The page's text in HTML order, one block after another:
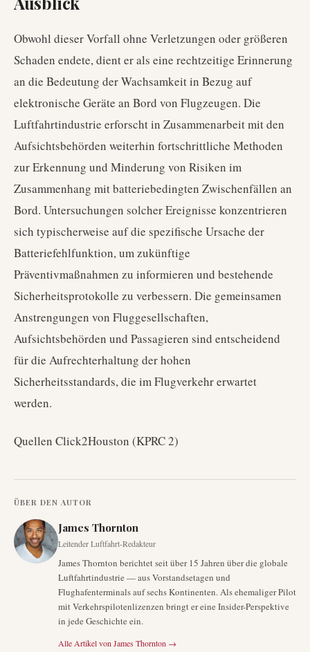
Obwohl dieser Vorfall ohne Verletzungen oder größeren
Schaden endete, dient er als eine rechtzeitige Erinnerung
an die Bedeutung der Wachsamkeit in Bezug auf
elektronische Geräte an Bord von Flugzeugen. Die
Luftfahrtindustrie erforscht in Zusammenarbeit mit den
Aufsichtsbehörden weiterhin fortschrittliche Methoden
zur Erkennung und Minderung von Risiken im
Zusammenhang mit batteriebedingten Zwischenfällen an
Bord. Untersuchungen solcher Ereignisse konzentrieren
sich typischerweise auf die spezifische Ursache der
Batteriefehlfunktion, um zukünftige
Präventivmaßnahmen zu informieren und bestehende
Sicherheitsprotokolle zu verbessern. Die gemeinsamen
Anstrengungen von Fluggesellschaften,
Aufsichtsbehörden und Passagieren sind entscheidend
für die Aufrechterhaltung der hohen
Sicherheitsstandards, die im Flugverkehr erwartet
werden.
Quellen Click2Houston (KPRC 2)
ÜBER DEN AUTOR
James Thornton
Leitender Luftfahrt-Redakteur
James Thornton berichtet seit über 15 Jahren über die globale
Luftfahrtindustrie — aus Vorstandsetagen und
Flughafenterminals auf sechs Kontinenten. Als ehemaliger Pilot
mit Verkehrspilotenlizenzen bringt er eine Insider-Perspektive
in jede Geschichte ein.
Alle Artikel von James Thornton →